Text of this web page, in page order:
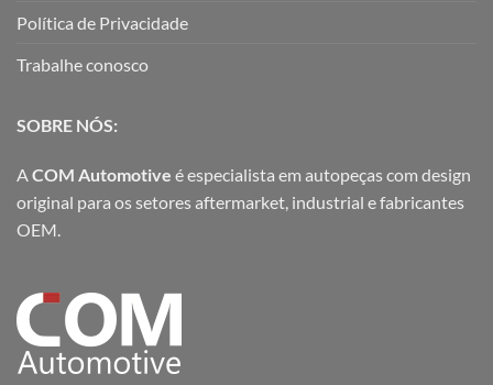
Política de Privacidade
Trabalhe conosco
SOBRE NÓS:
ACOM Automotive é especialista em autopeças com design
original para os setores aftermarket, industrial e fabricantes
OEM.